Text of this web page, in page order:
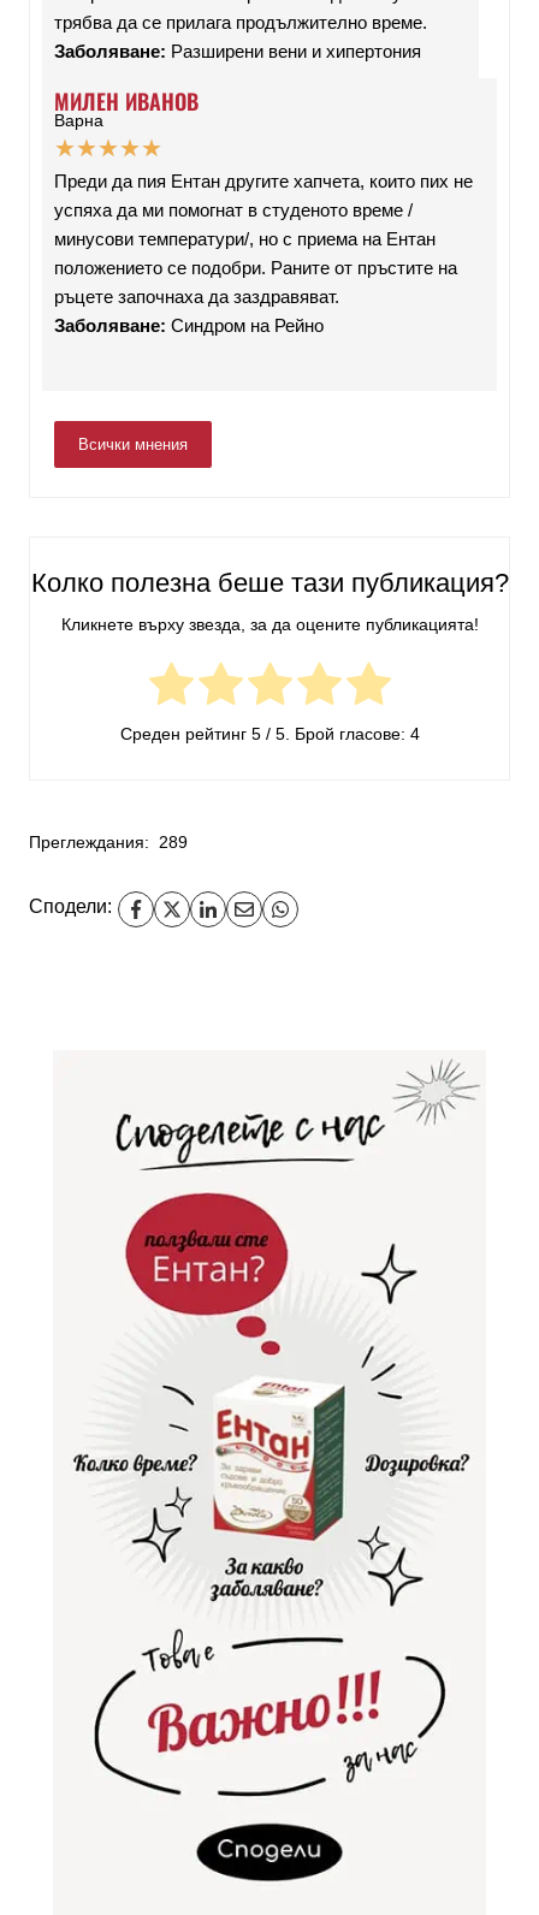
трябва да се прилага продължително време.
Заболяване: Разширени вени и хипертония
МИЛЕН ИВАНОВ
Варна
★★★★★
Преди да пия Ентан другите хапчета, които пих не
успяха да ми помогнат в студеното време /
минусови температури/, но с приема на Ентан
положението се подобри. Раните от пръстите на
ръцете започнаха да заздравяват.
Заболяване: Синдром на Рейно
Всички мнения
Колко полезна беше тази публикация?
Кликнете върху звезда, за да оцените публикацията!
Среден рейтинг 5/ 5. Брой гласове: 4
Преглеждания: 289
Сподели: